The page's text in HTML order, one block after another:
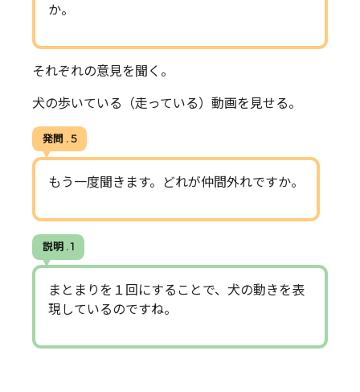
か。
それぞれの意見を聞く。
犬の歩いている（走っている）動画を見せる。
発問 . 5
もう一度聞きます。どれが仲間外れですか。
説明 . 1
まとまりを１回にすることで、犬の動きを表
現しているのですね。